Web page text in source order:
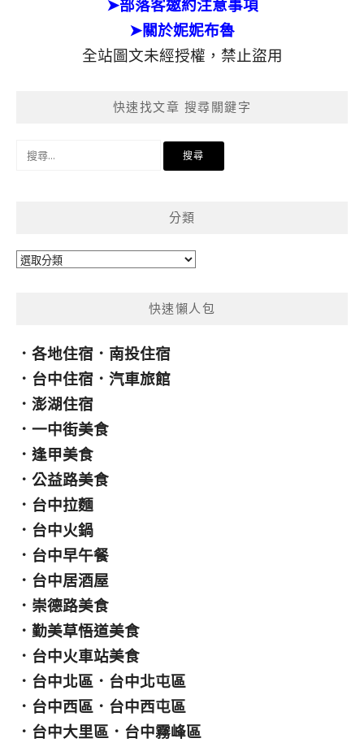
➤部落客邀約注意事項
➤關於妮妮布魯
全站圖文未經授權，禁止盜用
快速找文章 搜尋關鍵字
分類
分
快速懶人包
． 各地住宿 ． 南投住宿
． 台中住宿 ． 汽車旅館
． 澎湖住宿
． 一中街美食
． 逢甲美食
． 公益路美食
． 台中拉麵
． 台中火鍋
． 台中早午餐
． 台中居酒屋
． 崇德路美食
． 勤美草悟道美食
． 台中火車站美食
． 台中北區 ． 台中北屯區
． 台中西區 ． 台中西屯區
． 台中大里區 ． 台中霧峰區